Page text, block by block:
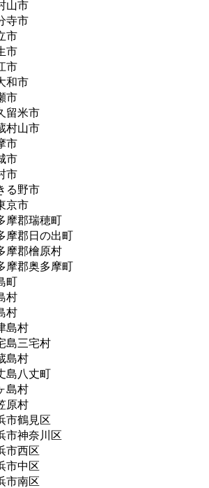
山市
寺市
市
市
市
和市
市
留米市
村山市
市
市
市
る野市
京市
摩郡瑞穂町
摩郡日の出町
摩郡檜原村
摩郡奥多摩町
町
村
村
島村
島三宅村
島村
島八丈町
島村
原村
市鶴見区
市神奈川区
市西区
市中区
市南区